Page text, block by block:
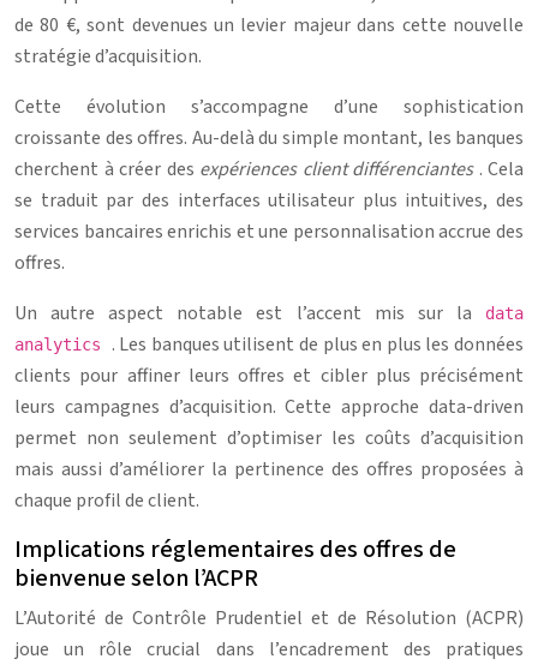
de 80 €, sont devenues un levier majeur dans cette nouvelle
stratégie d’acquisition.
Cette évolution s’accompagne d’une sophistication
croissante des offres. Au-delà du simple montant, les banques
cherchent à créer des expériences client différenciantes . Cela
se traduit par des interfaces utilisateur plus intuitives, des
services bancaires enrichis et une personnalisation accrue des
offres.
Un autre aspect notable est l’accent mis sur la
data
analytics . Les banques utilisent de plus en plus les données
clients pour affiner leurs offres et cibler plus précisément
leurs campagnes d’acquisition. Cette approche data-driven
permet non seulement d’optimiser les coûts d’acquisition
mais aussi d’améliorer la pertinence des offres proposées à
chaque profil de client.
Implications réglementaires des offres de
bienvenue selon l’ACPR
L’Autorité de Contrôle Prudentiel et de Résolution (ACPR)
joue un rôle crucial dans l’encadrement des pratiques